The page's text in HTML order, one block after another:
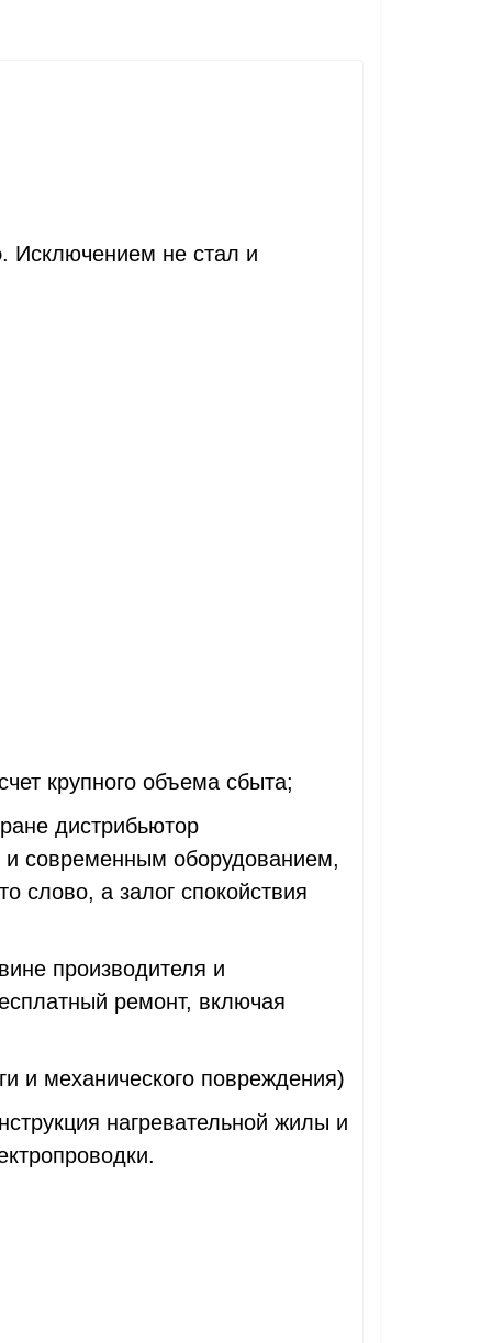
. Исключением не стал и
крупного объема сбыта;
дистрибьютор
современным оборудованием,
слово, а залог спокойствия
производителя и
ремонт, включая
и механического повреждения)
нагревательной жилы и